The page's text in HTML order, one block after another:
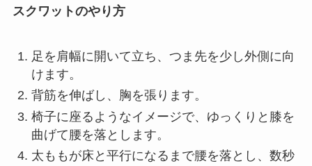
スクワットのやり方
足を肩幅に開いて立ち、つま先を少し外側に向
けます。
背筋を伸ばし、胸を張ります。
椅子に座るようなイメージで、ゆっくりと膝を
曲げて腰を落とします。
太ももが床と平行になるまで腰を落とし、数秒